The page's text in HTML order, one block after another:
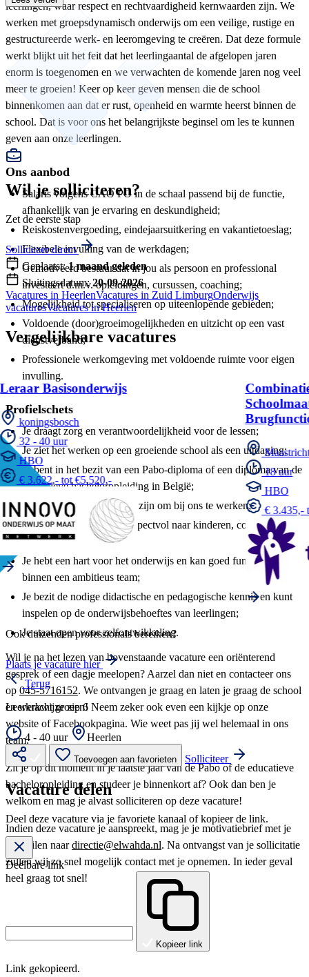
leerlingen, waar respect en rechtvaardigheid kernwaarden zijn. We
werken met groepsdynamisch onderwijs om een veilige, rustige en
gestructureerde werk- en leeromgeving te creëren. Dat deze formule
werkt blijkt uit het feit dat het leerlingaantal de afgelopen jaren
enorm is toegenomen en we verwachten de komende jaren nog veel
meer te groeien! Keer op keer geven mensen die de school
binnenkomen aan dat er rust, openheid en warmte heerst binnen de
school. Dat is voor ons het belangrijkste beginsel om les te kunnen
geven aan onze leerlingen.
Ons aanbod
Salaris volgens CAO PO in de schaal passend bij de functie,
afhankelijk van je ervaring en deskundigheid;
Reiskostenvergoeding, eindejaarsuitkering en vakantietoeslag;
Flexibele invulling van de werkdagen;
Gemotiveerd bestuur dat in jou als persoon en professional
investeert d.m.v. opleidingen, cursussen, coaching;
Mogelijkheid tot specialiseren op uiteenlopende gebieden;
Voldoende (door)groeimogelijkheden en uitzicht op een vast
dienstverband;
Professionele werkomgeving met voldoende ruimte voor eigen
invulling.
Profielschets
Je draagt zorg en verantwoordelijkheid voor de lessen;
Je ziet het werken op een groeiende school als een uitdaging;
Je bent in het bezit van een Pabo-diploma of een diploma van de
educatieve bacheloropleiding in België;
Je hoeft geen moslim(a) te zijn om bij ons te werken;
Je bent open, eerlijk en respectvol naar kinderen, collega’s en
ouders;
Je hebt een hart voor het onderwijs en kan goed functioneren
binnen een ambitieus team;
Je bezit de nodige didactische en pedagogische kennis en kunt
inspelen op de onderwijsbehoeftes van leerlingen;
Je staat open voor zelfontwikkeling.
Wil je na het lezen van bovenstaande vacature een oriënterend
gesprek of een dagje meelopen? Aarzel dan niet en contacteer ons
op 045-5716152. We ontvangen je graag en laten je graag de school
en werkwijze zien! Neem zeker ook even een kijkje op onze
website of Facebookpagina. Wie weet pas jij wel helemaal in ons
team.
Zit je op dit moment in je laatste jaar van de Pabo of de educatieve
bacheloropleiding en studeer je binnenkort af? Ook dan ben je
welkom en mag je alvast solliciteren op deze vacature!
Indien deze vacature je aanspreekt, mag je je motivatiebrief met je
cv mailen naardirectie@elwahda.nl. Na ontvangst van je sollicitatie
zullen wij zo snel mogelijk contact met je opnemen. In ieder geval
heel graag tot snel!
Wil je solliciteren?
Zet de eerste stap
Solliciteer direct
Geplaatst:1 maand geleden
Sluitingsdatum:20-09-2026
Vacatures in HeerlenVacatures in Zuid LimburgOnderwijs
vacaturesVacatures in Heerlen
Vergelijkbare vacatures
Leraar Basisonderwijs
koningsbosch
32 - 40 uur
HBO
€ 3.622,- tot €5.520,-
18 uur
HBO
€ 3.435,-
Ook duizenden professionals bereiken?
Plaats je vacature hier
Terug
Leerkracht groep 6
4 - 40 uur Heerlen
Toevoegen aan favorieten Solliciteer
Vacature delen
Deel deze vacature via je favoriete kanaal of kopieer de link.
Deelbare link
Kopieer link
Link gekopieerd.